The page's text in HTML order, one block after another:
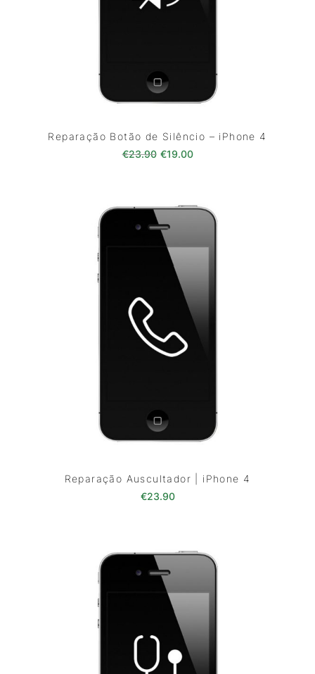
Reparação Botão de Silêncio – iPhone 4
€23.90 O preço original era: €23.90.
€19.00O preço atual é:
Reparação Auscultador | iPhone 4
€23.90